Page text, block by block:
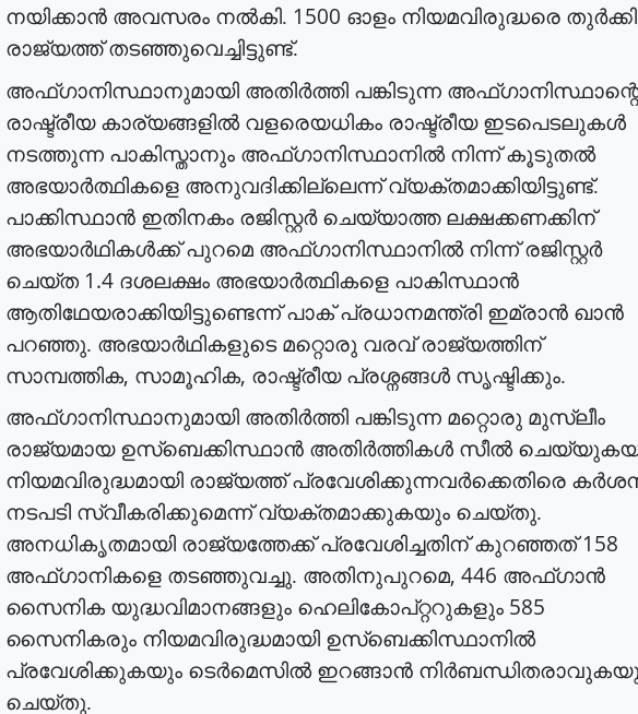
നയിക്കാൻ അവസരം നൽകി. 1500 ഓളം നിയമവിരുദ്ധരെ തുർക്കി
രാജ്യത്ത് തടഞ്ഞുവെച്ചിട്ടുണ്ട്.
അഫ്ഗാനിസ്ഥാനുമായി അതിർത്തി പങ്കിടുന്ന
രാഷ്ട്രീയ കാര്യങ്ങളിൽ വളരെയധികം രാഷ്ട്രീയ ഇടപെടലുകൾ
നടത്തുന്ന പാകിസ്താനും അഫ്ഗാനിസ്ഥാനിൽ നിന്ന് കൂടുതൽ
അഭയാർത്ഥികളെ അനുവദിക്കില്ലെന്ന് വ്യക്തമാക്കിയിട്ടുണ്ട്.
പാക്കിസ്ഥാൻ ഇതിനകം രജിസ്റ്റർ ചെയ്യാത്ത ലക്ഷക്കണക്കിന്
അഭയാർഥികൾക്ക് പുറമെ അഫ്ഗാനിസ്ഥാനിൽ നിന്ന് രജിസ്റ്റർ
ചെയ്ത 1.4 ദശലക്ഷം അഭയാർത്ഥികളെ പാകിസ്ഥാൻ
ആതിഥേയരാക്കിയിട്ടുണ്ടെന്ന് പാക് പ്രധാനമന്ത്രി ഇമ്രാൻ ഖാൻ
പറഞ്ഞു. അഭയാർഥികളുടെ മറ്റൊരു വരവ് രാജ്യത്തിന്
സാമ്പത്തിക, സാമൂഹിക, രാഷ്ട്രീയ പ്രശ്നങ്ങൾ സൃഷ്ടിക്കും.
അഫ്ഗാനിസ്ഥാനുമായി അതിർത്തി പങ്കിടുന്ന മറ്റൊരു മുസ്ലീം
രാജ്യമായ ഉസ്ബെക്കിസ്ഥാൻ അതിർത്തികൾ സീൽ
നിയമവിരുദ്ധമായി രാജ്യത്ത് പ്രവേശിക്കുന്നവർക്കെതിരെ
നടപടി സ്വീകരിക്കുമെന്ന് വ്യക്തമാക്കുകയും ചെയ്തു.
അനധികൃതമായി രാജ്യത്തേക്ക് പ്രവേശിച്ചതിന് കുറഞ്ഞത് 158
അഫ്ഗാനികളെ തടഞ്ഞുവച്ചു. അതിനുപുറമെ, 446 അഫ്ഗാൻ
സൈനിക യുദ്ധവിമാനങ്ങളും ഹെലികോപ്റ്ററുകളും 585
സൈനികരും നിയമവിരുദ്ധമായി ഉസ്ബെക്കിസ്ഥാനിൽ
പ്രവേശിക്കുകയും ടെർമെസിൽ ഇറങ്ങാൻ
ചെയ്തു.